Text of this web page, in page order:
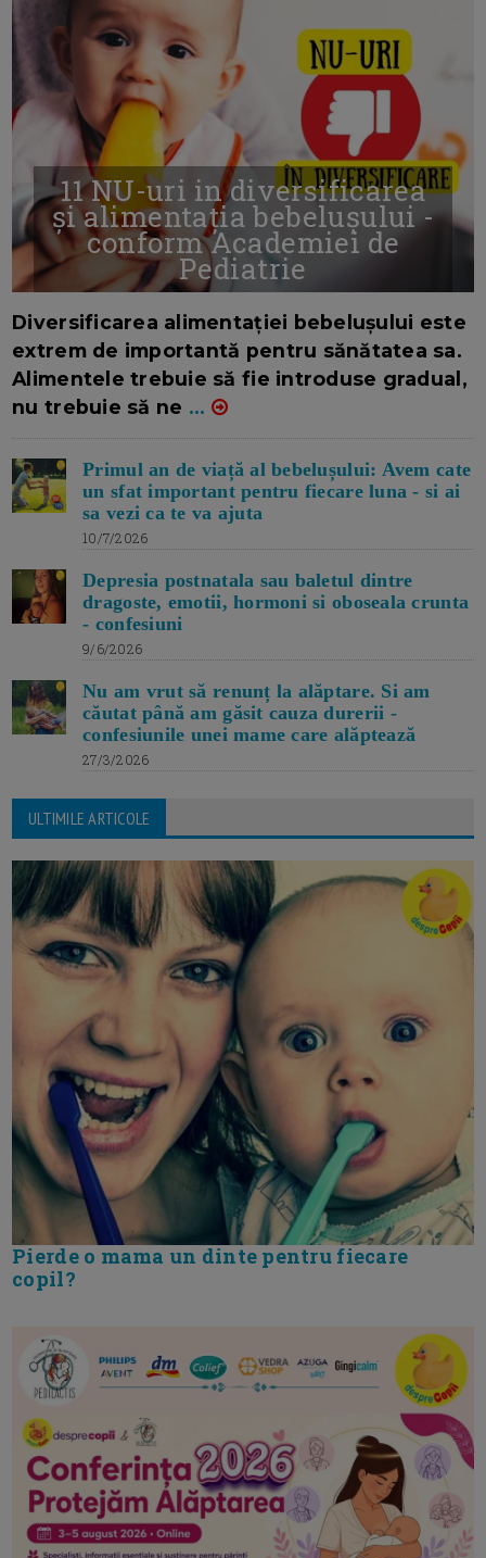
11 NU-uri in diversificarea
și alimentația bebelușului -
conform Academiei de
Pediatrie
Diversificarea alimentației bebelușului este
extrem de importantă pentru sănătatea sa.
Alimentele trebuie să fie introduse gradual,
nu trebuie să ne ...
Primul an de viață al bebelușului: Avem cate
un sfat important pentru fiecare luna - si ai
sa vezi ca te va ajuta
10/7/2026
Depresia postnatala sau baletul dintre
dragoste, emotii, hormoni si oboseala crunta
- confesiuni
9/6/2026
Nu am vrut să renunț la alăptare. Si am
căutat până am găsit cauza durerii -
confesiunile unei mame care alăptează
27/3/2026
ULTIMILE ARTICOLE
Pierde o mama un dinte pentru fiecare
copil?